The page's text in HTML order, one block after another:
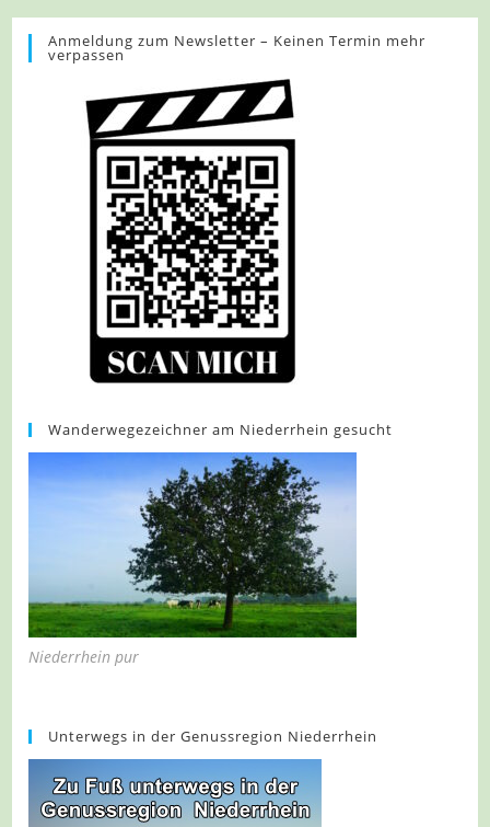
–
Cross
Auf
Hülser-,
Inrather-
Und
Kapuzinerberg
Anmeldung zum Newsletter – Keinen Termin mehr
verpassen
Wanderwegezeichner am Niederrhein gesucht
Niederrhein pur
Unterwegs in der Genussregion Niederrhein